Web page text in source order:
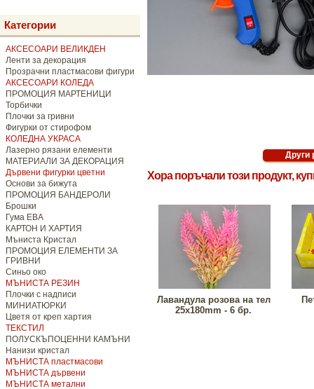
Категории
АКСЕСОАРИ ВЕЛИКДЕН
Ленти за декорация
Прозрачни пластмасови фигури
АКСЕСОАРИ КОЛЕДА
ПРОМОЦИЯ МАРТЕНИЦИ
Торбички
Плочки за гривни
Фигурки от стирофом
КОЛЕДНА УКРАСА
Лазерно рязани елементи
МАТЕРИАЛИ ЗА ДЕКОРАЦИЯ
Дървени фигурки цветни
Основи за бижута
ПРОМОЦИЯ БАНДЕРОЛИ
Брошки
Гума ЕВА
КАРТОН И ХАРТИЯ
Мъниста Кристал
ПРОМОЦИЯ ЕЛЕМЕНТИ ЗА
ГРИВНИ
Синьо око
МЪНИСТА РЕЗИН
Плочки с надписи
МИНИАТЮРКИ
Цветя от креп хартия
ТЕКСТИЛ
ПОЛУСКЪПОЦЕННИ КАМЪНИ
Нанизи кристал
МЪНИСТА пластмасови
МЪНИСТА дървени
МЪНИСТА метални
Хора поръчали този продукт,
Лавандула розова на тел
25x180mm - 6 бр.